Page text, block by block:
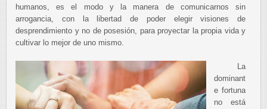
humanos, es el modo y la manera de comunicarnos sin
arrogancia, con la libertad de poder elegir visiones de
desprendimiento y no de posesión, para proyectar la propia vida y
cultivar lo mejor de uno mismo.
La
dominant
e fortuna
no está